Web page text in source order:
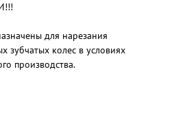
для нарезания
зубчатых колес в условиях
производства.